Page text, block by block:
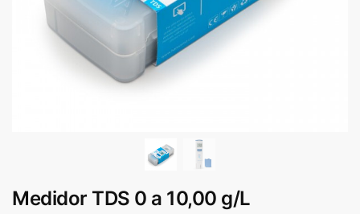
Medidor TDS 0 a 10,00 g/L